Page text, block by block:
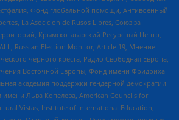
Фонд глобальной помощи, Антивоенный
La Asocicion de Rusos Libres, Союз за
Крымскотатарский Ресурсный Центр,
Russian Election Monitor, Article 19, Мнение
черного креста, Радио Свободная Европа,
Восточной Европы, Фонд имени Фридриха
академия поддержки гендерной демократии
Льва Копелева, American Councils for
Vistas, Institute of International Education,